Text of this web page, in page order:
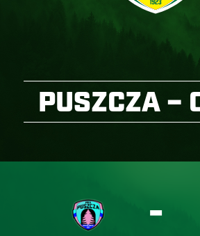
PUSZCZA –
-